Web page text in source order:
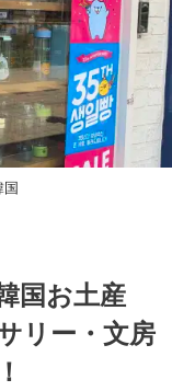
国
国お土産
リー・文房